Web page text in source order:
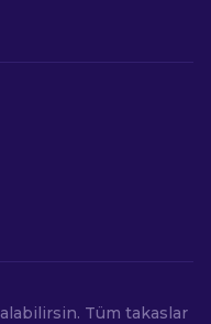
Tüm takaslar